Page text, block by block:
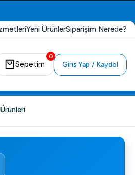
Yeni ÜrünlerSiparişim Nerede?
0
Sepetim Giriş Yap / Kaydol